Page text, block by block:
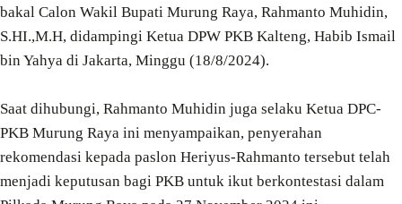
bakal Calon Wakil Bupati Murung Raya, Rahmanto Muhidin,
S.HI.,M.H, didampingi Ketua DPW PKB Kalteng, Habib Ismail
bin Yahya di Jakarta, Minggu (18/8/2024).
Saat dihubungi, Rahmanto Muhidin juga selaku Ketua DPC-
PKB Murung Raya ini menyampaikan, penyerahan
rekomendasi kepada paslon Heriyus-Rahmanto tersebut telah
menjadi keputusan bagi PKB untuk ikut berkontestasi dalam